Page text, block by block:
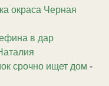
окраса Черная
в дар
срочно ищет дом -